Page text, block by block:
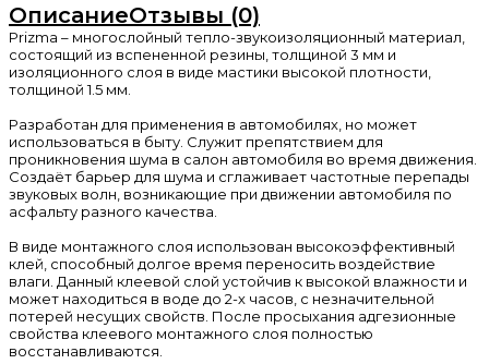
ОписаниеОтзывы (0)
Prizma – многослойный тепло-звукоизоляционный материал,
состоящий из вспененной резины, толщиной 3 мм и
изоляционного слоя в виде мастики высокой плотности,
толщиной 1.5 мм.
Разработан для применения в автомобилях, но может
использоваться в быту. Служит препятствием для
проникновения шума в салон автомобиля во время движения.
Создаёт барьер для шума и сглаживает частотные перепады
звуковых волн, возникающие при движении автомобиля по
асфальту разного качества.
В виде монтажного слоя использован высокоэффективный
клей, способный долгое время переносить воздействие
влаги. Данный клеевой слой устойчив к высокой влажности и
может находиться в воде до 2-х часов, с незначительной
потерей несущих свойств. После просыхания адгезионные
свойства клеевого монтажного слоя полностью
восстанавливаются.